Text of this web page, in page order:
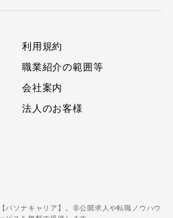
利用規約
職業紹介の範囲等
会社案内
法人のお客様
パソナキャリア】。非公開求人や転職ノウハウ